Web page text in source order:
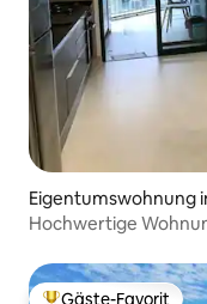
Eigentumswohnung
Hochwertige
Gäste-Favorit